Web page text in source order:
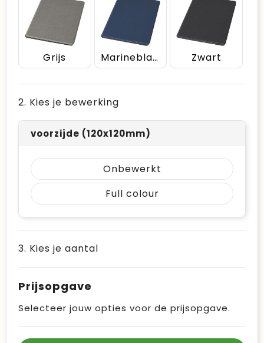
Grijs Marineblauw Zwart
2. Kies je bewerking
voorzijde (120x120mm)
Onbewerkt
Full colour
3. Kies je aantal
Prijsopgave
Selecteer jouw opties voor de prijsopgave.